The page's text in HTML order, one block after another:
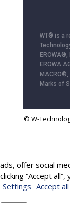
WT® is a
EROWA
Marks of
© W-
ads, offer social
clicking “Accept
Settings Accept all